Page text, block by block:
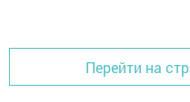
Перейти на